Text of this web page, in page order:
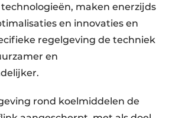
maken enerzijds
en innovaties en
regelgeving de techniek
en
rond koelmiddelen de